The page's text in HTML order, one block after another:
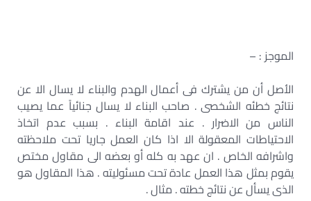
الموجز : –
الأصل أن من يشترك فى أعمال الهدم والبناء لا يسال الا عن
نتائج خطئه الشخصى . صاحب البناء لا يسال جنائياً عما يصيب
الناس من الاضرار . عند اقامة البناء . بسبب عدم اتخاذ
الاحتياطات المعقولة الا اذا كان العمل جاريا تحت ملاحظته
واشرافه الخاص . ان عهد به كله أو بعضه الى مقاول مختص
يقوم بمثل هذا العمل عادة تحت مسئوليته . هذا المقاول هو
الذى يسأل عن نتائج خطته . مثال .